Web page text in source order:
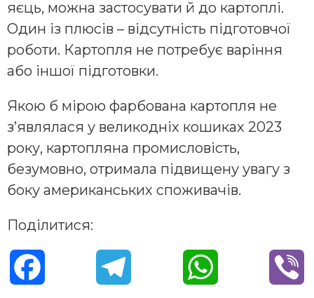
яєць, можна застосувати й до картоплі.
Один із плюсів – відсутність підготовчої
роботи. Картопля не потребує варіння
або іншої підготовки.
Якою б мірою фарбована картопля не
з’являлася у великодніх кошиках 2023
року, картопляна промисловість,
безумовно, отримала підвищену увагу з
боку американських споживачів.
Поділитися: